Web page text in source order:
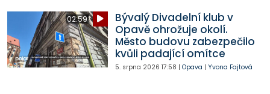
02:59
Bývalý Divadelní klub v
Opavě ohrožuje okolí.
Město budovu zabezpečilo
kvůli padající omítce
5. srpna 2026 17:58 | Opava | Yvona Fajtová